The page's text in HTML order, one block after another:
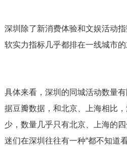
深圳除了新消费体验和文娱活动
软实力指标几乎都排在一线城市的
具体来看，深圳的同城活动数量
据豆瓣数据，和北京、上海相比
少，数量几乎只有北京、上海的
迷们在深圳往往有一种“都不知道